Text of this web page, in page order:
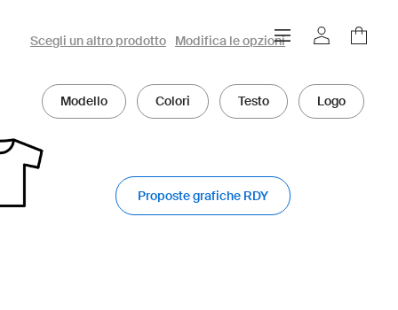
Configuratore owayo 3D
Scegli un altro prodotto Modifica le opzioni
Modello Colori Testo Logo
Proposte grafiche RDY